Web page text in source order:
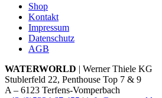
Shop
Kontakt
Impressum
Datenschutz
AGB
WATERWORLD | Werner Thiele KG
Stublerfeld 22, Penthouse Top 7 & 9
A – 6123 Terfens-Vomperbach